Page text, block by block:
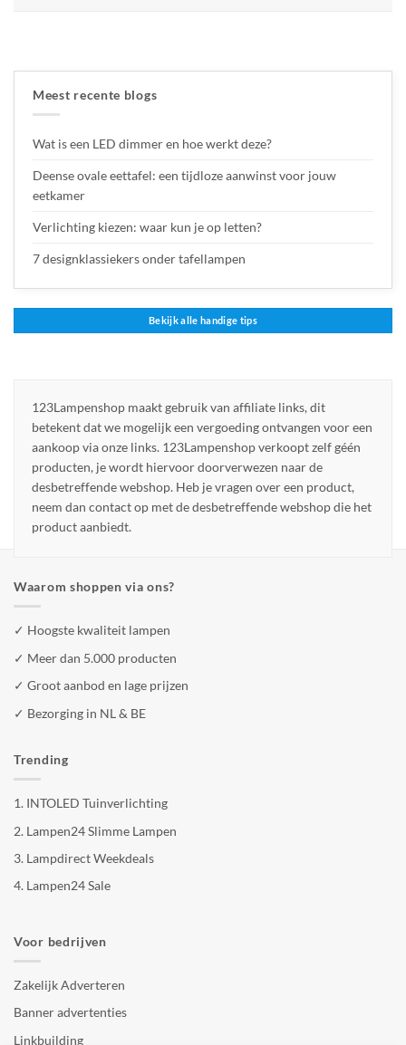
Meest recente blogs
Wat is een LED dimmer en hoe werkt deze?
Deense ovale eettafel: een tijdloze aanwinst voor jouw
eetkamer
Verlichting kiezen: waar kun je op letten?
7 designklassiekers onder tafellampen
Bekijk alle handige tips
123Lampenshop maakt gebruik van affiliate links, dit
betekent dat we mogelijk een vergoeding ontvangen voor een
aankoop via onze links. 123Lampenshop verkoopt zelf géén
producten, je wordt hiervoor doorverwezen naar de
desbetreffende webshop. Heb je vragen over een product,
neem dan contact op met de desbetreffende webshop die het
product aanbiedt.
Waarom shoppen via ons?
✓ Hoogste kwaliteit lampen
✓ Meer dan 5.000 producten
✓ Groot aanbod en lage prijzen
✓ Bezorging in NL & BE
Trending
1. INTOLED Tuinverlichting
2. Lampen24 Slimme Lampen
3. Lampdirect Weekdeals
4. Lampen24 Sale
Voor bedrijven
Zakelijk Adverteren
Banner advertenties
Linkbuilding